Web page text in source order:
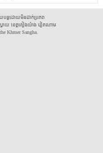
បន្តដោយមិនដាក់ប្រភព
យ ខេត្តគៀងយ៉ាង វៀតណាម
Khmer Sangha.